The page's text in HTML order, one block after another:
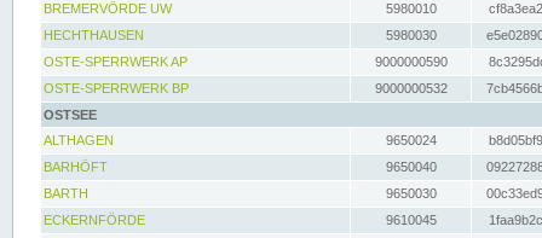
BREMERVÖRDE UW
5980010
HECHTHAUSEN
5980030
OSTE-SPERRWERK AP
9000000590
OSTE-SPERRWERK BP
9000000532
OSTSEE
ALTHAGEN
9650024
BARHÖFT
9650040
BARTH
9650030
ECKERNFÖRDE
9610045